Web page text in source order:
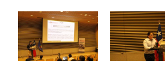
Zoom Zoom